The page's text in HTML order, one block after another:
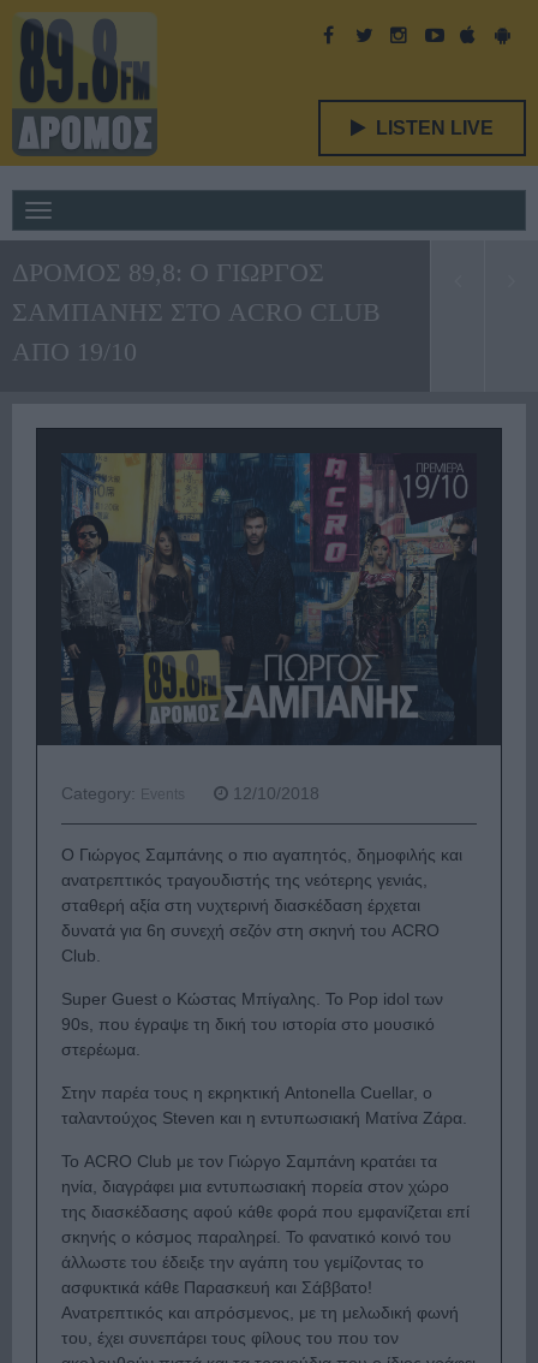
LISTEN LIVE
navigation
ΔΡΟΜΟΣ 89,8: O ΓΙΩΡΓΟΣ
ΣΑΜΠΑΝΗΣ ΣΤΟ ACRO CLUB
ΑΠΟ 19/10
Category: 12/10/2018
Ο Γιώργος Σαμπάνης ο πιο αγαπητός, δημοφιλής και
ανατρεπτικός τραγουδιστής της νεότερης γενιάς,
σταθερή αξία στη νυχτερινή διασκέδαση έρχεται
δυνατά για 6η συνεχή σεζόν στη σκηνή του ACRO
Club.
Super Guest ο Κώστας Μπίγαλης. Το Pop idol των
90s, που έγραψε τη δική του ιστορία στο μουσικό
στερέωμα.
Στην παρέα τους η εκρηκτική Antonella Cuellar, ο
ταλαντούχος Steven και η εντυπωσιακή Ματίνα Ζάρα.
Το ACRO Club με τον Γιώργο Σαμπάνη κρατάει τα
ηνία, διαγράφει μια εντυπωσιακή πορεία στον χώρο
της διασκέδασης αφού κάθε φορά που εμφανίζεται επί
σκηνής ο κόσμος παραληρεί. Το φανατικό κοινό του
άλλωστε του έδειξε την αγάπη του γεμίζοντας το
ασφυκτικά κάθε Παρασκευή και Σάββατο!
Ανατρεπτικός και απρόσμενος, με τη μελωδική φωνή
του, έχει συνεπάρει τους φίλους του που τον